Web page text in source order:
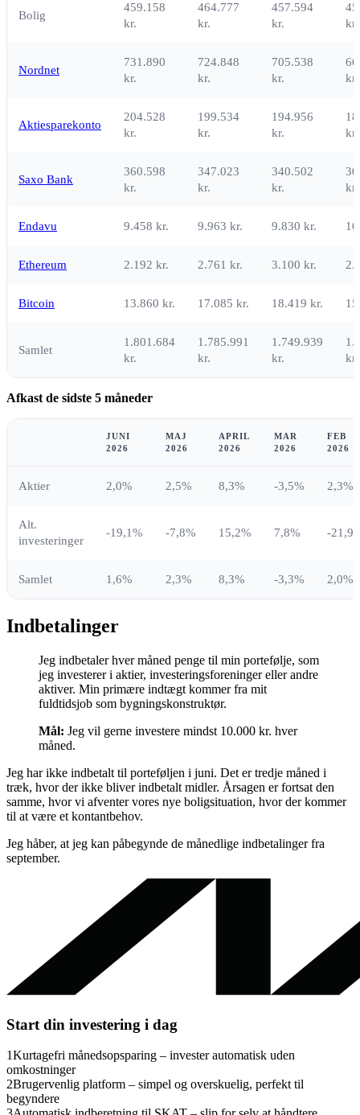
Bolig
459.158
kr.
464.777
kr.
457.594
kr.
kr.
Nordnet
731.890
kr.
724.848
kr.
705.538
kr.
kr.
Aktiesparekonto
204.528
kr.
199.534
kr.
194.956
kr.
kr.
Saxo Bank
360.598
kr.
347.023
kr.
340.502
kr.
kr.
Endavu 9.458 kr. 9.963 kr. 9.830 kr.
Ethereum 2.192 kr. 2.761 kr. 3.100 kr.
Bitcoin 13.860 kr. 17.085 kr. 18.419 kr.
Samlet
1.801.684
kr.
1.785.991
kr.
1.749.939
kr.
kr.
Afkast de sidste 5 måneder
JUNI
2026
MAJ
2026
APRIL
2026
MAR
2026
FEB
2026
Aktier 2,0% 2,5% 8,3% -3,5% 2,3%
Alt.
investeringer
-19,1% -7,8% 15,2% 7,8% -
Samlet 1,6% 2,3% 8,3% -3,3% 2,0%
Indbetalinger
Jeg indbetaler hver måned penge til min portefølje, som
jeg investerer i aktier, investeringsforeninger eller andre
aktiver. Min primære indtægt kommer fra mit
fuldtidsjob som bygningskonstruktør.
Mål: Jeg vil gerne investere mindst 10.000 kr. hver
måned.
Jeg har ikke indbetalt til porteføljen i juni. Det er tredje måned i
træk, hvor der ikke bliver indbetalt midler. Årsagen er fortsat den
samme, hvor vi afventer vores nye boligsituation, hvor der kommer
til at være et kontantbehov.
Jeg håber, at jeg kan påbegynde de månedlige indbetalinger fra
september.
Start din investering i dag
1Kurtagefri månedsopsparing – invester automatisk uden
omkostninger
2Brugervenlig platform – simpel og overskuelig, perfekt til
begyndere